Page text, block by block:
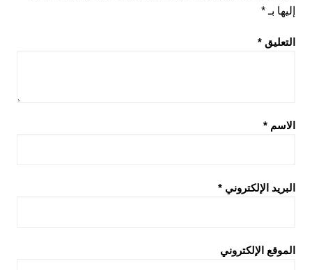
إليها بـ *
التعليق *
الاسم *
البريد الإلكتروني *
الموقع الإلكتروني